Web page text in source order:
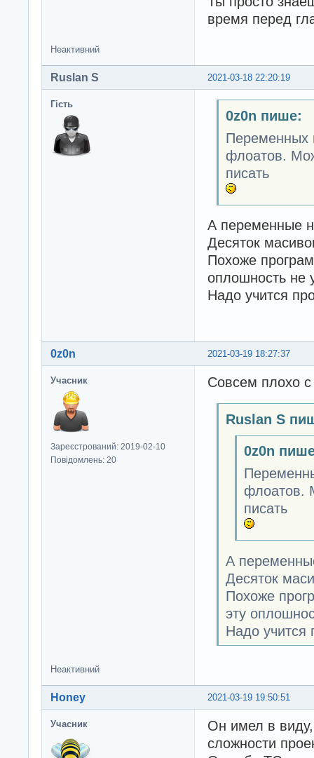
время перед
Неактивний
2021-03-18 22:20:19
Ruslan S
Гість
0z0n пише:
Переменных
флоатов.
писать
А переменные
Десяток
Похоже
оплошность не
Надо учится
2021-03-19 18:27:37
0z0n
Учасник
Зареєстрований: 2019-02-10
Повідомлень: 20
Совсем плохо с
Ruslan S
0z0n
флоатов.
писать
А
Десяток
Похоже
эту
Надо учится
Неактивний
2021-03-19 19:50:51
Honey
Учасник
Он имел в виду,
сложности